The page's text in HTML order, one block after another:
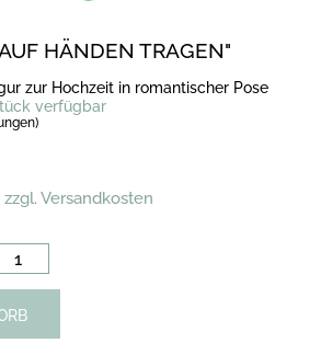
HÄNDEN TRAGEN"
zur Hochzeit in romantischer Pose
verfügbar
zzgl. Versandkosten